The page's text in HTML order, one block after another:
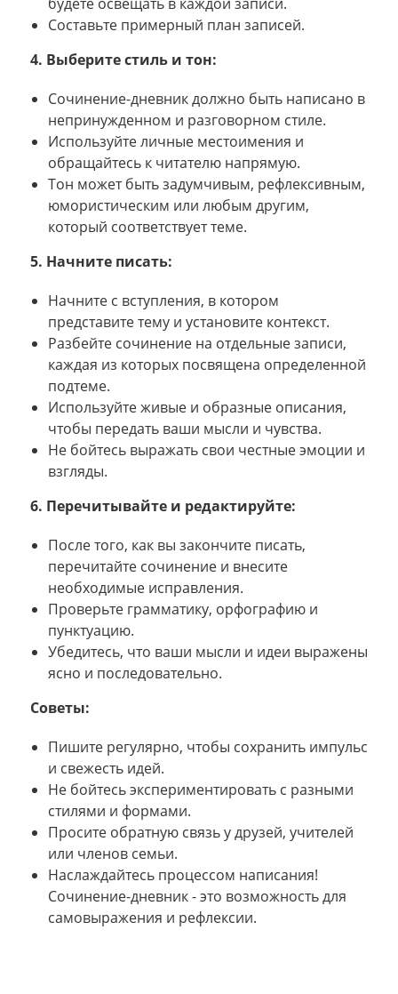
Составьте примерный план записей.
4. Выберите стиль и тон:
Сочинение-дневник должно быть написано в
непринужденном и разговорном стиле.
Используйте личные местоимения и
обращайтесь к читателю напрямую.
Тон может быть задумчивым, рефлексивным,
юмористическим или любым другим,
который соответствует теме.
5. Начните писать:
Начните с вступления, в котором
представите тему и установите контекст.
Разбейте сочинение на отдельные записи,
каждая из которых посвящена определенной
подтеме.
Используйте живые и образные описания,
чтобы передать ваши мысли и чувства.
Не бойтесь выражать свои честные эмоции и
взгляды.
6. Перечитывайте и редактируйте:
После того, как вы закончите писать,
перечитайте сочинение и внесите
необходимые исправления.
Проверьте грамматику, орфографию и
пунктуацию.
Убедитесь, что ваши мысли и идеи выражены
ясно и последовательно.
Советы:
Пишите регулярно, чтобы сохранить импульс
и свежесть идей.
Не бойтесь экспериментировать с разными
стилями и формами.
Просите обратную связь у друзей, учителей
или членов семьи.
Наслаждайтесь процессом написания!
Сочинение-дневник - это возможность для
самовыражения и рефлексии.